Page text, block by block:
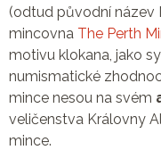
(odtud původní název
mincovna The Perth
motivu klokana, jako
numismatické
mince nesou na svém
veličenstva Královny
mince.